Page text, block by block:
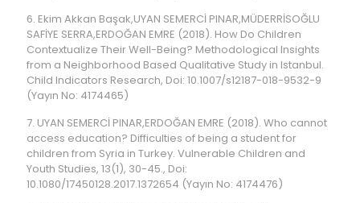
6. Ekim Akkan Başak,UYAN SEMERCİ PINAR,MÜDERRİSOĞLU
SAFİYE SERRA,ERDOĞAN EMRE (2018). How Do Children
Contextualize Their Well-Being? Methodological Insights
from a Neighborhood Based Qualitative Study in Istanbul.
Child Indicators Research, Doi: 10.1007/s12187-018-9532-9
(Yayın No: 4174465)
7. UYAN SEMERCİ PINAR,ERDOĞAN EMRE (2018). Who cannot
access education? Difficulties of being a student for
children from Syria in Turkey. Vulnerable Children and
Youth Studies, 13(1), 30-45., Doi:
10.1080/17450128.2017.1372654 (Yayın No: 4174476)